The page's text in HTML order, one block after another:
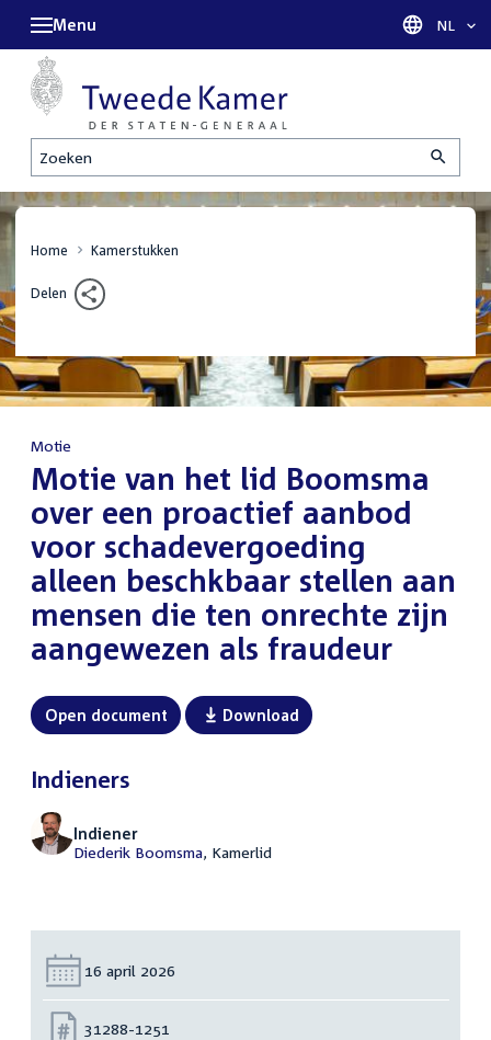
Zoeken
Menu Taal
NL
Home Kamerstukken
Delen
Motie
:Motie van het lid Boomsma
over een proactief aanbod
voor schadevergoeding
alleen beschkbaar stellen aan
mensen die ten onrechte zijn
aangewezen als fraudeur
Open document Download
Indieners
Indiener
Diederik Boomsma, Kamerlid
Datum:
16 april 2026
Nummer:
31288-1251